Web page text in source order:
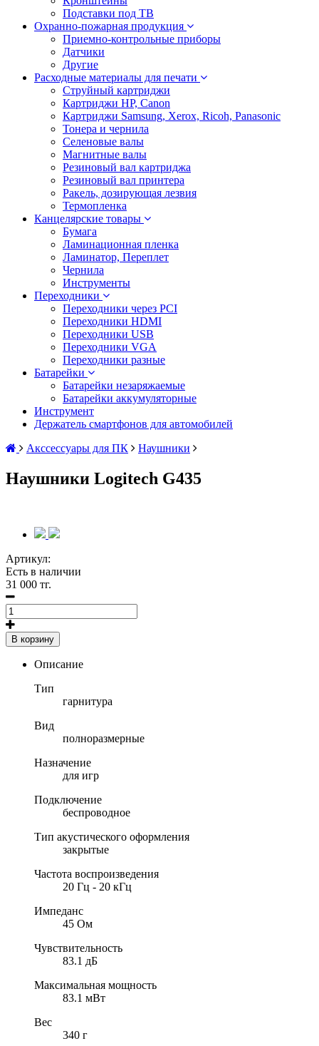
Подставки под ТВ
Охранно-пожарная продукция
Приемно-контрольные приборы
Датчики
Другие
Расходные материалы для печати
Струйный картриджи
Картриджи HP, Canon
Картриджи Samsung, Xerox, Ricoh, Panasonic
Тонера и чернила
Селеновые валы
Магнитные валы
Резиновый вал картриджа
Резиновый вал принтера
Ракель, дозирующая лезвия
Термопленка
Канцелярские товары
Бумага
Ламинационная пленка
Ламинатор, Переплет
Чернила
Инструменты
Переходники
Переходники через PCI
Переходники HDMI
Переходники USB
Переходники VGA
Переходники разные
Батарейки
Батарейки незаряжаемые
Батарейки аккумуляторные
Инструмент
Держатель смартфонов для автомобилей
Акссессуары для ПК
Наушники
Наушники Logitech G435
Артикул:
Есть в наличии
31 000 тг.
В корзину
Описание
Тип
гарнитура
Вид
полноразмерные
Назначение
для игр
Подключение
беспроводное
Тип акустического оформления
закрытые
Частота воспроизведения
20 Гц - 20 кГц
Импеданс
45 Ом
Чувствительность
83.1 дБ
Максимальная мощность
83.1 мВт
Вес
340 г